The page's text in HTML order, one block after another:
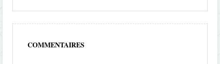
COMMENTAIRES